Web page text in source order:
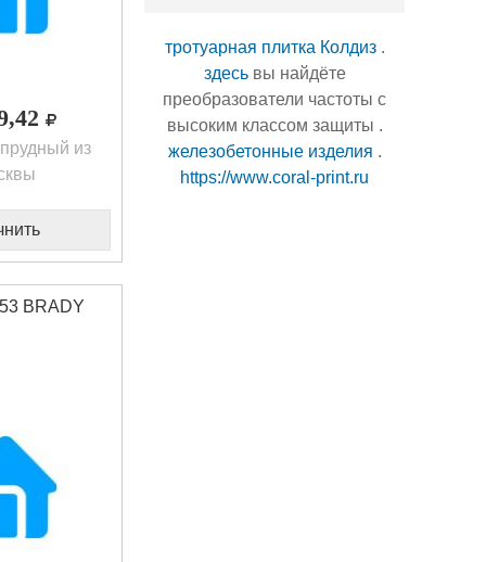
из
BRADY
тротуарная плитка Колдиз.
здесьвы найдёте
преобразователи частоты с
высоким классом защиты .
железобетонные изделия .
https://www.coral-print.ru